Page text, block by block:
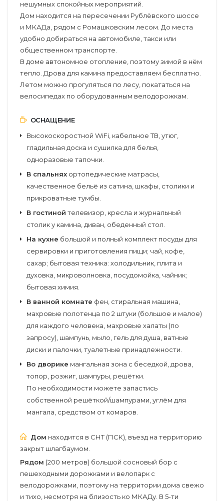
нешумных спокойных мероприятий.
Дом находится на пересечении Рублёвского шоссе
и МКАДа, рядом с Ромашковским лесом. До места
удобно добираться на автомобиле, такси или
общественном транспорте.
В доме автономное отопление, поэтому зимой в нём
тепло. Дрова для камина предоставляем бесплатно.
Летом можно прогуляться по лесу, покататься на
велосипедах по оборудованным велодорожкам.
ОСНАЩЕНИЕ
Высокоскоростной WiFi, кабельное ТВ, утюг,
гладильная доска и сушилка для белья,
одноразовые тапочки.
В спальнях ортопедические матрасы,
качественное бельё из сатина, шкафы, столики и
прикроватные тумбы.
В гостиной телевизор, кресла и журнальный
столик у камина, диван, обеденный стол.
На кухне большой и полный комплект посуды для
сервировки и приготовления пищи; чай, кофе,
сахар; бытовая техника: холодильник, плита и
духовка, микроволновка, посудомойка, чайник;
бытовая химия.
В ванной комнате фен, стиральная машина,
махровые полотенца по 2 штуки (большое и малое)
для каждого человека, махровые халаты (по
запросу), шампунь, мыло, гель для душа, ватные
диски и палочки, туалетные принадлежности.
Во дворике мангальная зона с беседкой, дрова,
топор, розжиг, шампуры, решётки.
По необходимости можете запастись
собственной решёткой/шампурами, углём для
мангала, средством от комаров.
Дом находится в СНТ (ПСК), въезд на территорию
закрыт шлагбаумом.
Рядом (200 метров) большой сосновый бор с
пешеходными дорожками и велопарк с
велодорожками, поэтому на территории дома свежо
и тихо, несмотря на близость ко МКАДу. В 5-ти